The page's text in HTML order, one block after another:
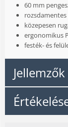
60 mm
rozsdamentes
közepesen
ergonomikus
festék- és
Jellemzők